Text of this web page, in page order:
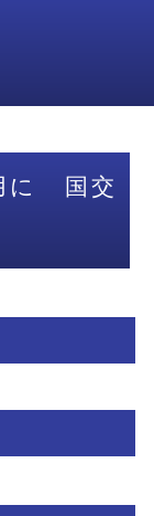
に 国交